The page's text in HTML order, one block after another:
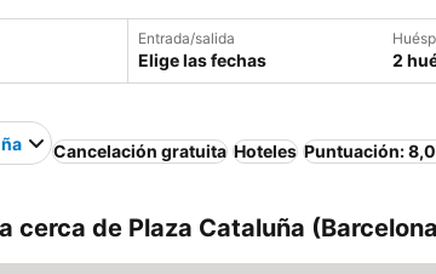
Entrada/salida
Elige las fechas 2
Cancelación gratuita Hoteles Puntuación:
cerca de Plaza Cataluña